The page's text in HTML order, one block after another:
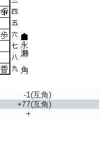
-1(互角)
+77(互角)
+